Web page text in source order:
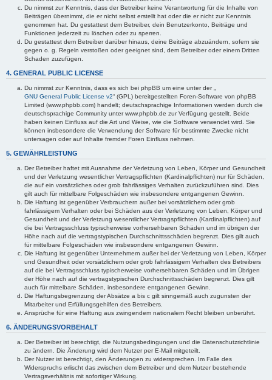
Du nimmst zur Kenntnis, dass der Betreiber keine Verantwortung für die Inhalte von
Beiträgen übernimmt, die er nicht selbst erstellt hat oder die er nicht zur Kenntnis
genommen hat. Du gestattest dem Betreiber, dein Benutzerkonto, Beiträge und
Funktionen jederzeit zu löschen oder zu sperren.
Du gestattest dem Betreiber darüber hinaus, deine Beiträge abzuändern, sofern sie
gegen o. g. Regeln verstoßen oder geeignet sind, dem Betreiber oder einem Dritten
Schaden zuzufügen.
4. GENERAL PUBLIC LICENSE
Du nimmst zur Kenntnis, dass es sich bei phpBB um eine unter der „
GNU General Public License v2“ (GPL) bereitgestellten Foren-Software von phpBB
Limited (www.phpbb.com) handelt; deutschsprachige Informationen werden durch die
deutschsprachige Community unter www.phpbb.de zur Verfügung gestellt. Beide
haben keinen Einfluss auf die Art und Weise, wie die Software verwendet wird. Sie
können insbesondere die Verwendung der Software für bestimmte Zwecke nicht
untersagen oder auf Inhalte fremder Foren Einfluss nehmen.
5. GEWÄHRLEISTUNG
Der Betreiber haftet mit Ausnahme der Verletzung von Leben, Körper und Gesundheit
und der Verletzung wesentlicher Vertragspflichten (Kardinalpflichten) nur für Schäden,
die auf ein vorsätzliches oder grob fahrlässiges Verhalten zurückzuführen sind. Dies
gilt auch für mittelbare Folgeschäden wie insbesondere entgangenen Gewinn.
Die Haftung ist gegenüber Verbrauchern außer bei vorsätzlichem oder grob
fahrlässigem Verhalten oder bei Schäden aus der Verletzung von Leben, Körper und
Gesundheit und der Verletzung wesentlicher Vertragspflichten (Kardinalpflichten) auf
die bei Vertragsschluss typischerweise vorhersehbaren Schäden und im übrigen der
Höhe nach auf die vertragstypischen Durchschnittsschäden begrenzt. Dies gilt auch
für mittelbare Folgeschäden wie insbesondere entgangenen Gewinn.
Die Haftung ist gegenüber Unternehmern außer bei der Verletzung von Leben, Körper
und Gesundheit oder vorsätzlichem oder grob fahrlässigem Verhalten des Betreibers
auf die bei Vertragsschluss typischerweise vorhersehbaren Schäden und im Übrigen
der Höhe nach auf die vertragstypischen Durchschnittsschäden begrenzt. Dies gilt
auch für mittelbare Schäden, insbesondere entgangenen Gewinn.
Die Haftungsbegrenzung der Absätze a bis c gilt sinngemäß auch zugunsten der
Mitarbeiter und Erfüllungsgehilfen des Betreibers.
Ansprüche für eine Haftung aus zwingendem nationalem Recht bleiben unberührt.
6. ÄNDERUNGSVORBEHALT
Der Betreiber ist berechtigt, die Nutzungsbedingungen und die Datenschutzrichtlinie
zu ändern. Die Änderung wird dem Nutzer per E-Mail mitgeteilt.
Der Nutzer ist berechtigt, den Änderungen zu widersprechen. Im Falle des
Widerspruchs erlischt das zwischen dem Betreiber und dem Nutzer bestehende
Vertragsverhältnis mit sofortiger Wirkung.